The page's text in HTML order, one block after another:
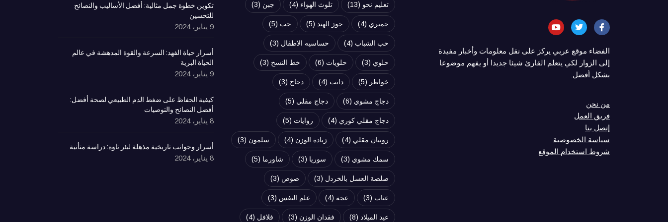
الفضاء موقع عربي يركز على نقل معلومات وأخبار مفيدة
إلى الزوار لكي يتعلم القارئ شيئا جديدا أو يفهم موضوعا
بشكل أفضل.
من نحن
فريق العمل
إتصل بنا
سياسة الخصوصية
شروط استخدام الموقع
تعليم نحو (13) تلوث الهواء (4) جبن (3)
جمبري (4) جوز الهند (5) حب (5)
حب الشباب (4) حساسيه الاطفال (3)
حلوي (3) حلويات (6) خط النسخ (3)
خواطر (5) دايت (4) دجاج (3)
دجاج مشوي (6) دجاج مقلي (5)
دجاج مقلي كوري (4) روايات (5)
روبيان مقلي (4) زيادة الوزن (4) سلمون (3)
سمك مشوي (3) سوريا (3) شاورما (5)
صلصة العسل بالخردل (3) صوص (3)
عتاب (3) عجة (4) علم النفس (3)
عيد الميلاد (8) فقدان الوزن (3) فلافل (4)
تكوين خطوة جمل مثالية: أفضل الأساليب والنصائح
للتحسين
9 يناير، 2024
أسرار حياة الفهد: السرعة والقوة المدهشة في عالم
الحياة البرية
9 يناير، 2024
كيفية الحفاظ على ضغط الدم الطبيعي لصحة أفضل:
أفضل النصائح والتوصيات
8 يناير، 2024
أسرار وجوانب تاريخية مذهلة لبئر تاوه: دراسة متأنية
8 يناير، 2024